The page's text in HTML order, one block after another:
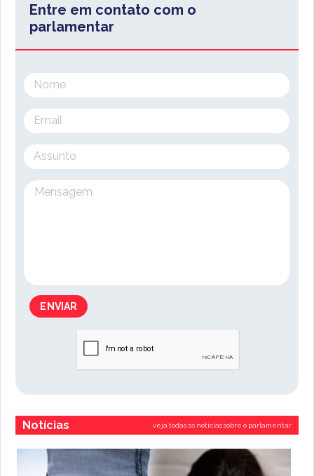
Entre em contato com o
parlamentar
ENVIAR
Notícias veja todas as notícias sobre o parlamentar